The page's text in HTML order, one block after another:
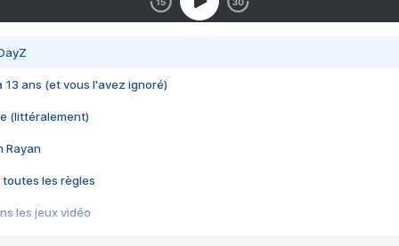
13 ans (et vous l'avez ignoré)
(littéralement)
Rayan
toutes les règles
les jeux vidéo